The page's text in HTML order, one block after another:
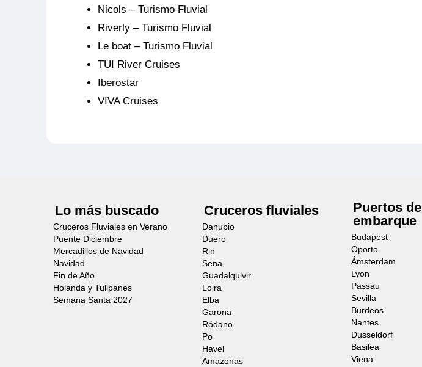
Nicols – Turismo Fluvial
Riverly – Turismo Fluvial
Le boat – Turismo Fluvial
TUI River Cruises
Iberostar
VIVA Cruises
Lo más buscado
Cruceros Fluviales en Verano
Puente Diciembre
Mercadillos de Navidad
Navidad
Fin de Año
Holanda y Tulipanes
Semana Santa 2027
Cruceros fluviales
Danubio
Duero
Rin
Sena
Guadalquivir
Loira
Elba
Garona
Ródano
Po
Havel
Amazonas
Puertos de
embarque
Budapest
Oporto
Ámsterdam
Lyon
Passau
Sevilla
Burdeos
Nantes
Dusseldorf
Basilea
Viena